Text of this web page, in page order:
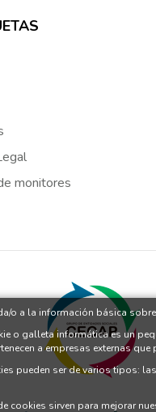
monitores
o a la información básica
o galleta informática es un
a empresas externas
pueden ser de varios tipos:
cookies sirven para mejorar